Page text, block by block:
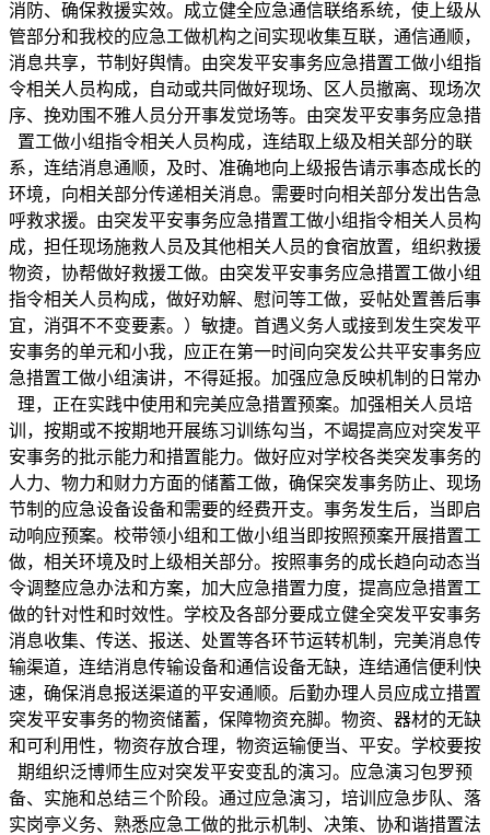
消防、确保救援实效。成立健全应急通信联络系统，使上级从
管部分和我校的应急工做机构之间实现收集互联，通信通顺，
消息共享，节制好舆情。由突发平安事务应急措置工做小组指
令相关人员构成，自动或共同做好现场、区人员撤离、现场次
序、挽劝围不雅人员分开事发觉场等。由突发平安事务应急措
置工做小组指令相关人员构成，连结取上级及相关部分的联
系，连结消息通顺，及时、准确地向上级报告请示事态成长的
环境，向相关部分传递相关消息。需要时向相关部分发出告急
呼救求援。由突发平安事务应急措置工做小组指令相关人员构
成，担任现场施救人员及其他相关人员的食宿放置，组织救援
物资，协帮做好救援工做。由突发平安事务应急措置工做小组
指令相关人员构成，做好劝解、慰问等工做，妥帖处置善后事
宜，消弭不不变要素。）敏捷。首遇义务人或接到发生突发平
安事务的单元和小我，应正在第一时间向突发公共平安事务应
急措置工做小组演讲，不得延报。加强应急反映机制的日常办
理，正在实践中使用和完美应急措置预案。加强相关人员培
训，按期或不按期地开展练习训练勾当，不竭提高应对突发平
安事务的批示能力和措置能力。做好应对学校各类突发事务的
人力、物力和财力方面的储蓄工做，确保突发事务防止、现场
节制的应急设备设备和需要的经费开支。事务发生后，当即启
动响应预案。校带领小组和工做小组当即按照预案开展措置工
做，相关环境及时上级相关部分。按照事务的成长趋向动态当
令调整应急办法和方案，加大应急措置力度，提高应急措置工
做的针对性和时效性。学校及各部分要成立健全突发平安事务
消息收集、传送、报送、处置等各环节运转机制，完美消息传
输渠道，连结消息传输设备和通信设备无缺，连结通信便利快
速，确保消息报送渠道的平安通顺。后勤办理人员应成立措置
突发平安事务的物资储蓄，保障物资充脚。物资、器材的无缺
和可利用性，物资存放合理，物资运输便当、平安。学校要按
期组织泛博师生应对突发平安变乱的演习。应急演习包罗预
备、实施和总结三个阶段。通过应急演习，培训应急步队、落
实岗亭义务、熟悉应急工做的批示机制、决策、协和谐措置法